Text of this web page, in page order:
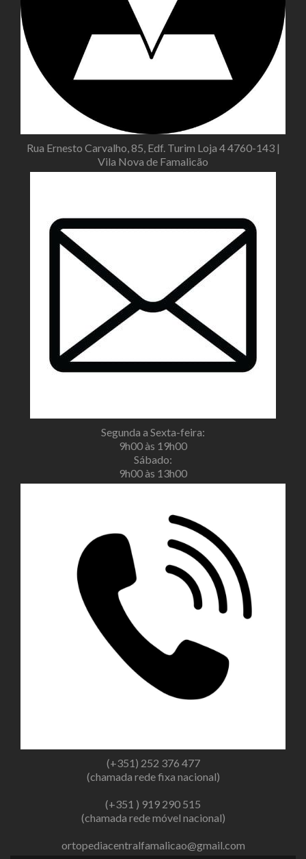
Rua Ernesto Carvalho, 85, Edf. Turim Loja 4 4760-143 |
Vila Nova de Famalicão
Segunda a Sexta-feira:
9h00 às 19h00
Sábado:
9h00 às 13h00
(+351) 252 376 477
(chamada rede fixa nacional)
(+351 ) 919 290 515
(chamada rede móvel nacional)
ortopediacentralfamalicao@gmail.com